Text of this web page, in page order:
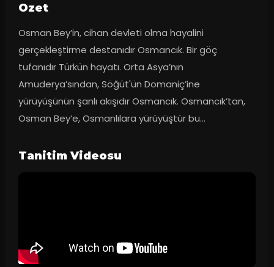
Ozet
Osman Bey’in, cihan devleti olma hayalini
gerçekleştirme destanıdır Osmancık. Bir göç
tufanıdır Türkün hayatı. Orta Asya’nın
Amuderya’sından, Söğüt'ün Domaniç’ine
yürüyüşünün şanlı akışıdır Osmancık. Osmancık’tan,
Osman Bey’e, Osmanlılara yürüyüştür bu…
Tanitim Videosu